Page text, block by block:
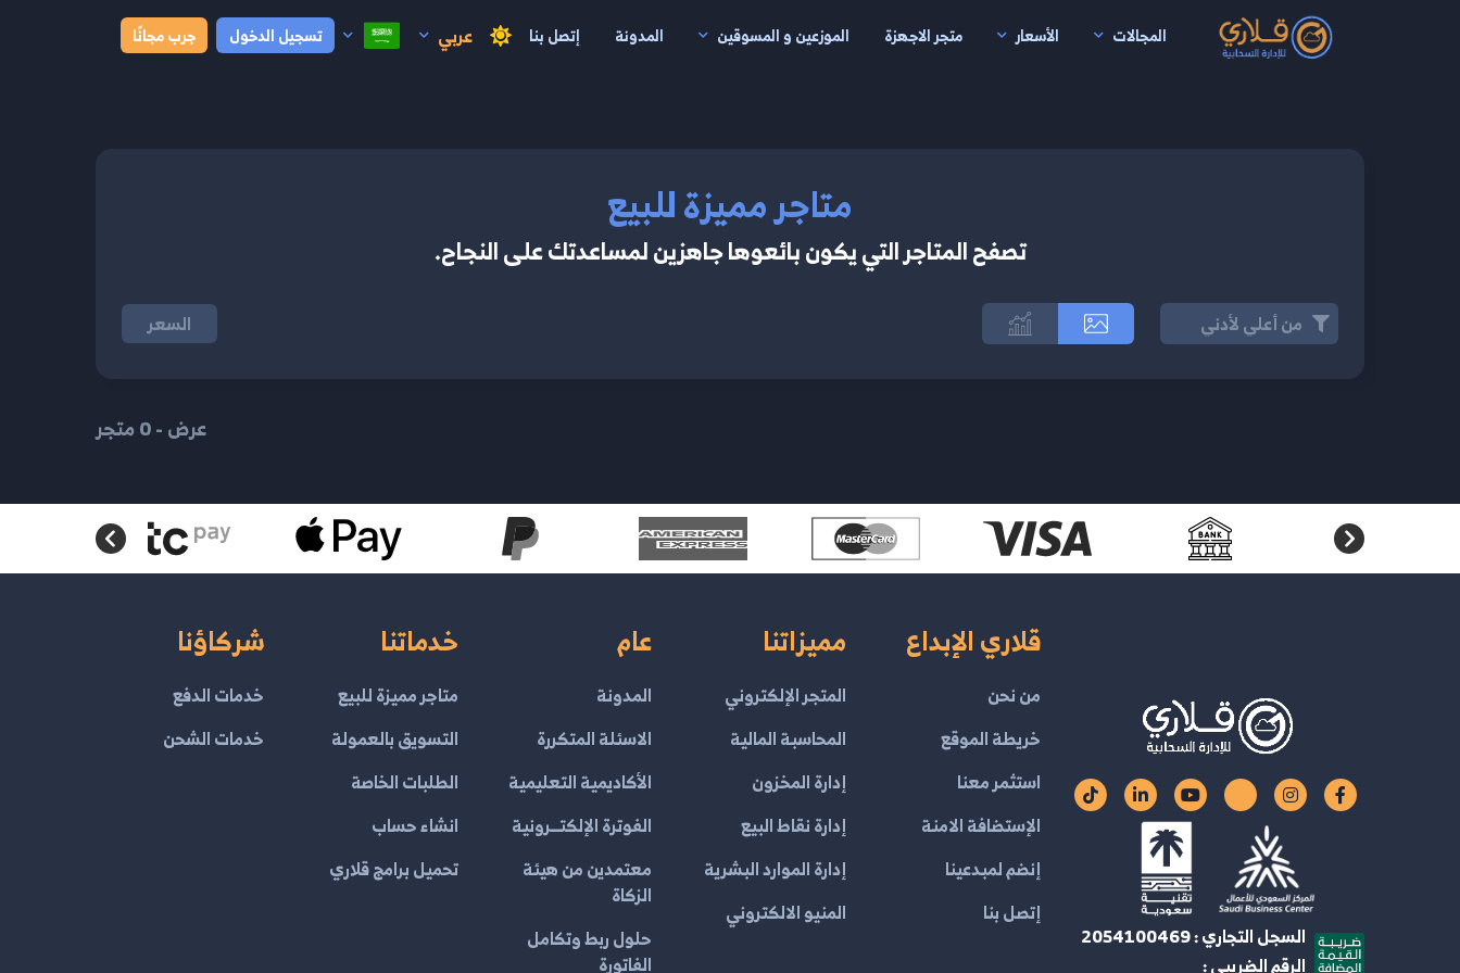
المجالات الأسعار متجر الاجهزة الموزعين و المسوقين المدونة إتصل بنا عربي تسجيل الدخول جرب مجانًا
متاجر مميزة للبيع
تصفح المتاجر التي يكون بائعوها جاهزين لمساعدتك على النجاح.
السعر
عرض - 0 متجر
السجل التجاري : 2054100469
الرقم الضريبي :
قلاري الإبداع
من نحن
خريطة الموقع
استثمر معنا
الإستضافة الامنة
إنضم لمبدعينا
إتصل بنا
مميزاتنا
المتجر الإلكتروني
المحاسبة المالية
إدارة المخزون
إدارة نقاط البيع
إدارة الموارد البشرية
المنيو الالكتروني
عام
المدونة
الاسئلة المتكررة
الأكاديمية التعليمية
الفوترة الإلكتــرونية
معتمدين من هيئة
الزكاة
حلول ربط وتكامل
الفاتورة
خدماتنا
متاجر مميزة للبيع
التسويق بالعمولة
الطلبات الخاصة
انشاء حساب
تحميل برامج قلاري
شركاؤنا
خدمات الدفع
خدمات الشحن